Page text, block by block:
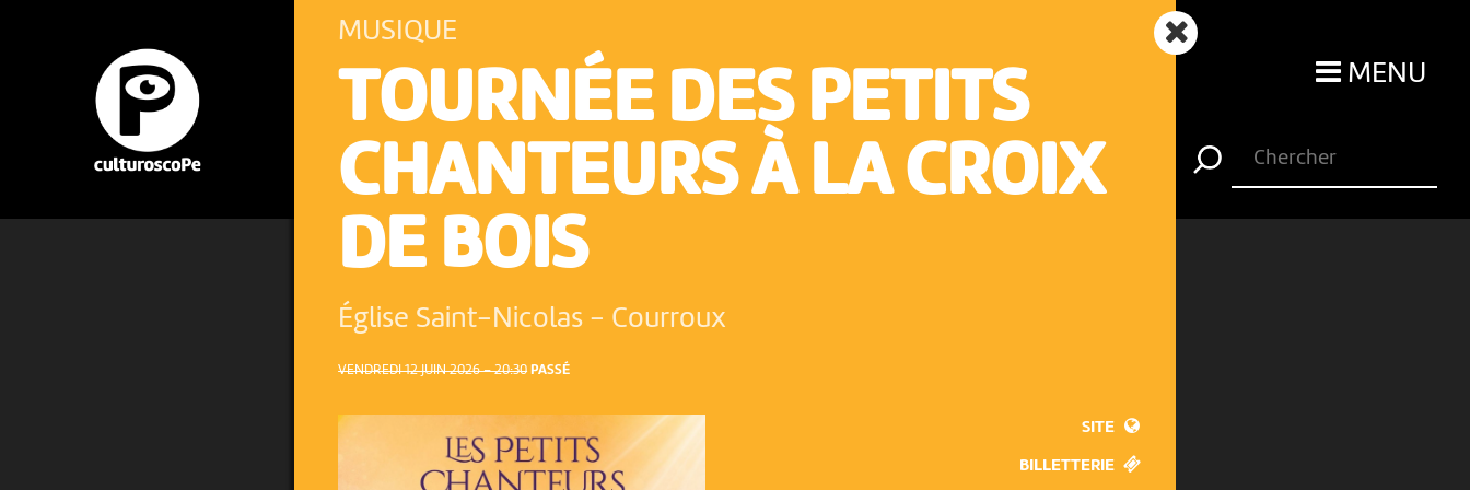
MENU
VENDREDI 12 JUIN 2026 – 20:30 PASSÉ
MUSIQUE
TOURNÉE DES PETITS
CHANTEURS À LA CROIX
DE BOIS
Église Saint-Nicolas - Courroux
SITE
BILLETTERIE